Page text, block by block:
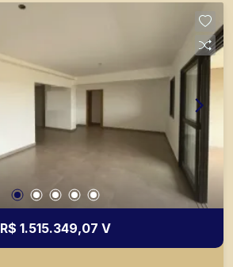
R$ 1.515.349,07 V